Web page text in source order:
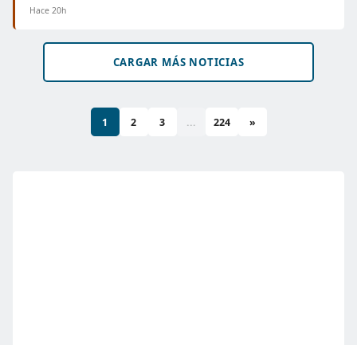
Hace 20h
CARGAR MÁS NOTICIAS
1 2 3 ... 224 »